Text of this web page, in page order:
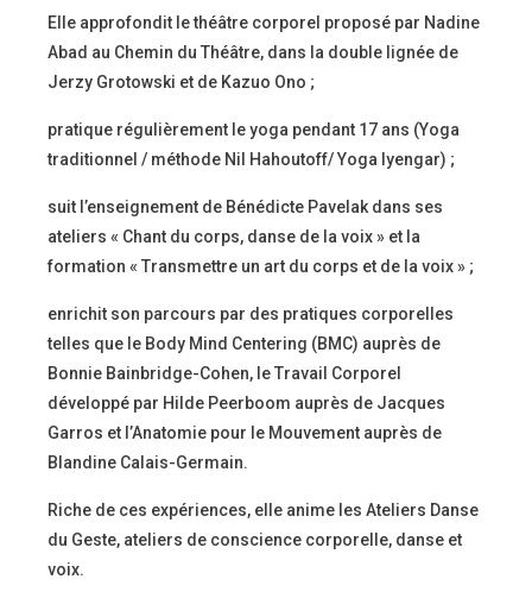
Elle approfondit le théâtre corporel proposé par Nadine
Abad au Chemin du Théâtre, dans la double lignée de
Jerzy Grotowski et de Kazuo Ono ;
pratique régulièrement le yoga pendant 17 ans (Yoga
traditionnel / méthode Nil Hahoutoff/ Yoga Iyengar) ;
suit l’enseignement de Bénédicte Pavelak dans ses
ateliers « Chant du corps, danse de la voix » et la
formation « Transmettre un art du corps et de la voix » ;
enrichit son parcours par des pratiques corporelles
telles que le Body Mind Centering (BMC) auprès de
Bonnie Bainbridge-Cohen, le Travail Corporel
développé par Hilde Peerboom auprès de Jacques
Garros et l’Anatomie pour le Mouvement auprès de
Blandine Calais-Germain.
Riche de ces expériences, elle anime les Ateliers Danse
du Geste, ateliers de conscience corporelle, danse et
voix.